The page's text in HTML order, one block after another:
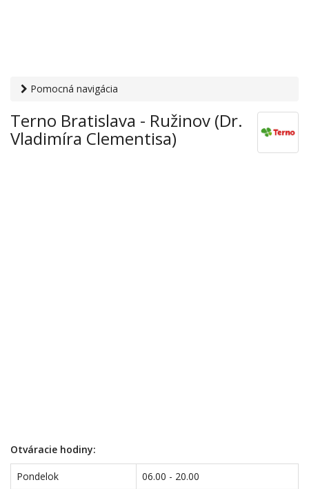
Pomocná navigácia
supermarkety› Terno Bratislava - Ružinov (Dr. Vladimíra
Clementisa)
Terno Bratislava - Ružinov (Dr.
Vladimíra Clementisa)
Otváracie hodiny:
Pondelok
06.00 - 20.00